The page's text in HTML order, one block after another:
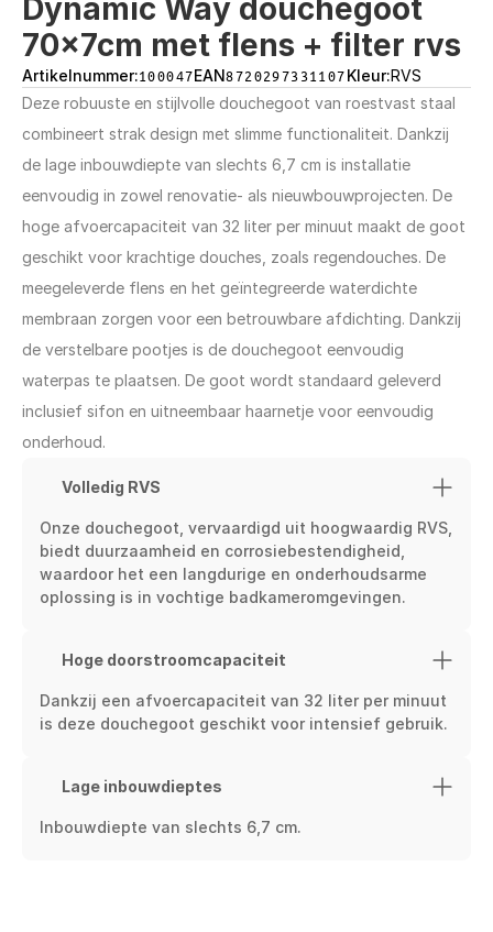
Dynamic Way douchegoot
70x7cm met flens + filter rvs
Artikelnummer:100047EAN8720297331107Kleur:RVS
Deze robuuste en stijlvolle douchegoot van roestvast staal
combineert strak design met slimme functionaliteit. Dankzij
de lage inbouwdiepte van slechts 6,7 cm is installatie
eenvoudig in zowel renovatie- als nieuwbouwprojecten. De
hoge afvoercapaciteit van 32 liter per minuut maakt de goot
geschikt voor krachtige douches, zoals regendouches. De
meegeleverde flens en het geïntegreerde waterdichte
membraan zorgen voor een betrouwbare afdichting. Dankzij
de verstelbare pootjes is de douchegoot eenvoudig
waterpas te plaatsen. De goot wordt standaard geleverd
inclusief sifon en uitneembaar haarnetje voor eenvoudig
onderhoud.
Volledig RVS
Onze douchegoot, vervaardigd uit hoogwaardig RVS,
biedt duurzaamheid en corrosiebestendigheid,
waardoor het een langdurige en onderhoudsarme
oplossing is in vochtige badkameromgevingen.
Hoge doorstroomcapaciteit
Dankzij een afvoercapaciteit van 32 liter per minuut
is deze douchegoot geschikt voor intensief gebruik.
Lage inbouwdieptes
Inbouwdiepte van slechts 6,7 cm.